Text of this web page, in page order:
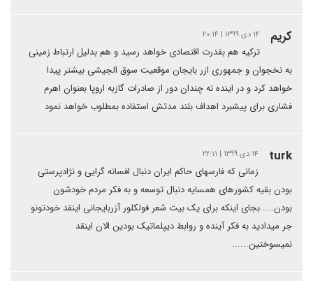
کریم ۱۴ دی ۱۳۹۹ | ۲۰:۱۴
ترکیه هم بقدرت اقتصادی خواهد رسید و هم بدلیل ارتباط زمینی
به نخجوان و جمهوری ازر بایجان موقعیت سوق الجیشی بیشتر پیدا
خواهد کرد و در اینده نه چندان دور از صادرات گازبه اروپا بعنوان اهرم
فشاری برای پیشبرد اهداف بلند مدتش استفاده بمطلوب خواهد نمود
turk ۱۴ دی ۱۳۹۹ | ۲۲:۱۱
زمانی که فارسهای حاکم ایران دنبال افسانه گرایی و نژادپرستی
بودن بقیه کشورهای همسایه دنبال توسعه و به فکر مردم خودشون
بودن.....بجای اینکه برای یک بیت شعر فولکلور آزربایجانی اینقد خودتونو
جر میدادید به فکر آینده و روابط دیپلماتیک بودین الان اینقد
نمیسوختین......